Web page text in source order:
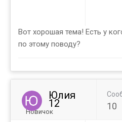
Вот хорошая тема! Есть у
по этому поводу?
Юлия
12
Новичок
10